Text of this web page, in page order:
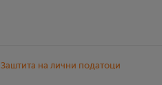
Заштита на лични податоци